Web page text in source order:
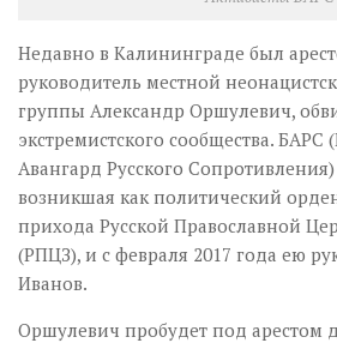
Візуальне
Научпоп
Цитати
Inter/antinational
Недавно в Калининграде был
руководитель местной
группы Александр Оршулевич,
экстремистского сообщества. БАРС
Авангард Русского
возникшая как политический
прихода Русской Православной
(РПЦЗ), и с февраля 2017 года ею
Иванов.
Оршулевич пробудет под арестом